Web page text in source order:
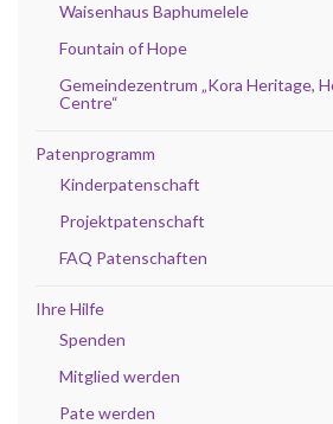
Waisenhaus Baphumelele
Fountain of Hope
Gemeindezentrum „Kora Heritage,
Centre“
Patenprogramm
Kinderpatenschaft
Projektpatenschaft
FAQ Patenschaften
Ihre Hilfe
Spenden
Mitglied werden
Pate werden